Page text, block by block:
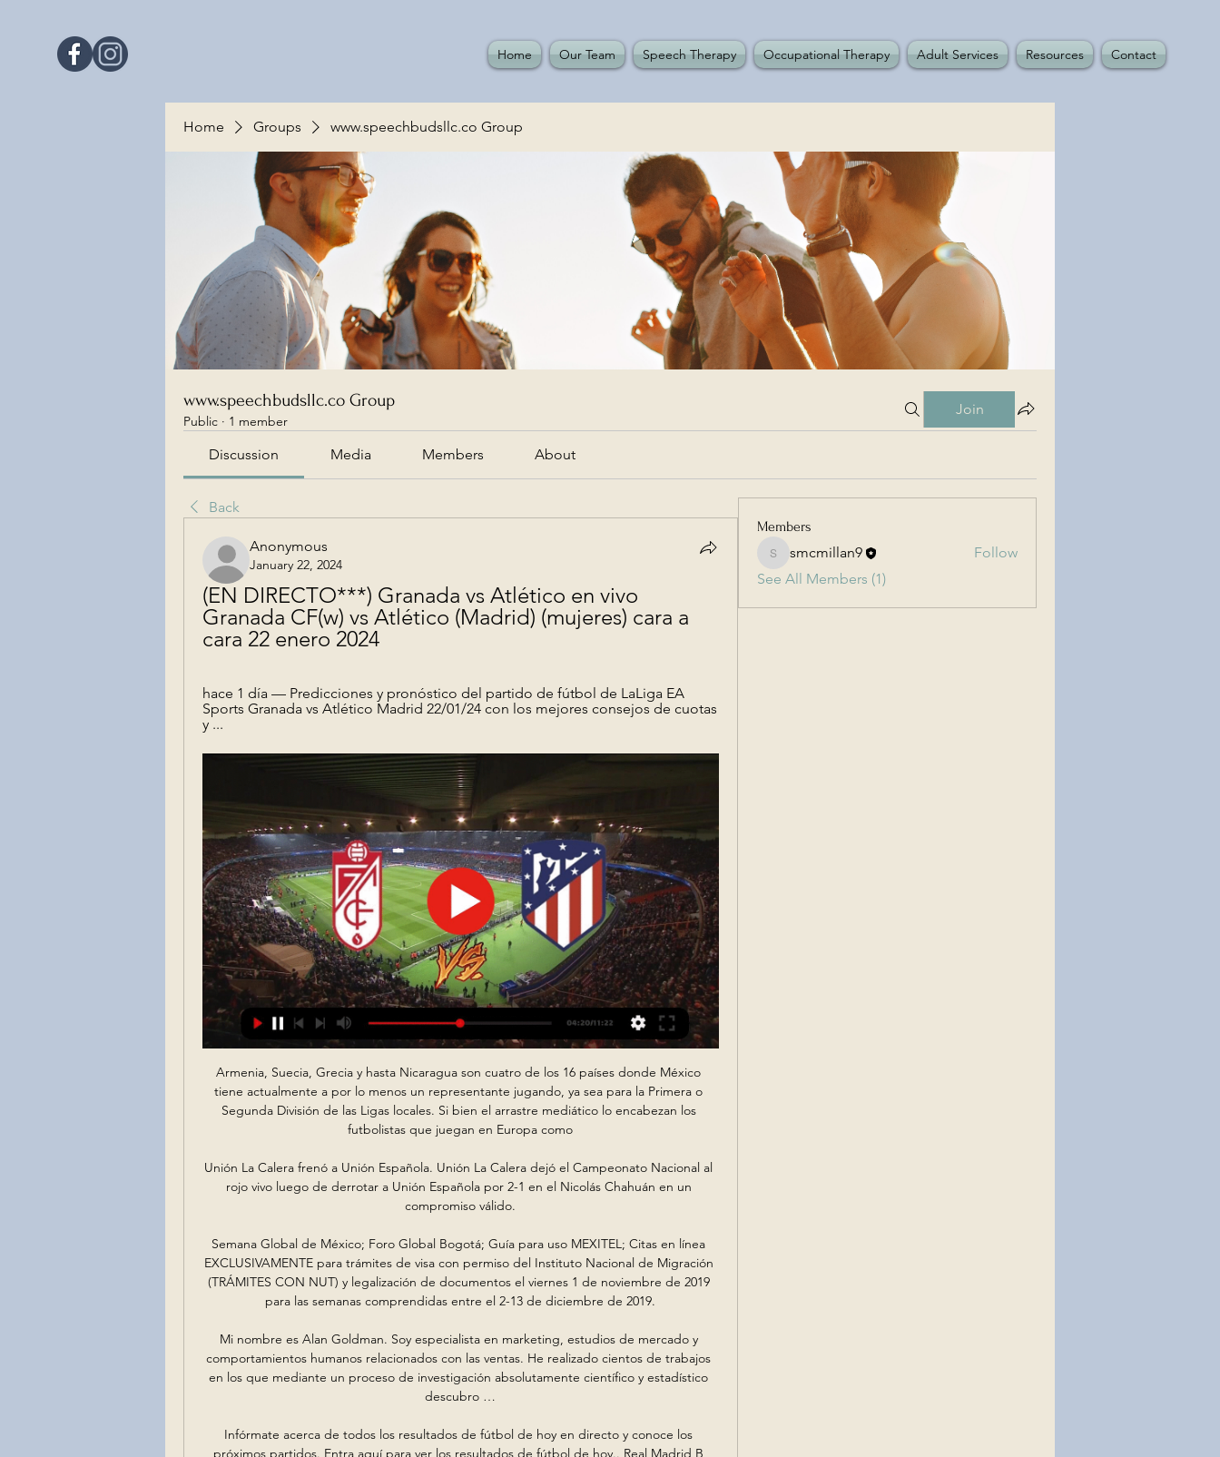
Home Our Team Speech Therapy Occupational Therapy Adult Services Resources Contact
Home Groups www.speechbudsllc.co Group
www.speechbudsllc.co Group
Public · 1 member
Join
Discussion Media Members About
Back
Anonymous
January 22, 2024
(EN DIRECTO***) Granada vs Atlético en vivo
Granada CF(w) vs Atlético (Madrid) (mujeres) cara a
cara 22 enero 2024
hace 1 día — Predicciones y pronóstico del partido de fútbol de LaLiga EA
Sports Granada vs Atlético Madrid 22/01/24 con los mejores consejos de cuotas
y ...
Armenia, Suecia, Grecia y hasta Nicaragua son cuatro de los 16 países donde México tiene actualmente a por lo menos un representante jugando, ya sea para la Primera o Segunda División de las Ligas locales. Si bien el arrastre mediático lo encabezan los futbolistas que juegan en Europa como

Unión La Calera frenó a Unión Española. Unión La Calera dejó el Campeonato Nacional al rojo vivo luego de derrotar a Unión Española por 2-1 en el Nicolás Chahuán en un compromiso válido.

Semana Global de México; Foro Global Bogotá; Guía para uso MEXITEL; Citas en línea EXCLUSIVAMENTE para trámites de visa con permiso del Instituto Nacional de Migración (TRÁMITES CON NUT) y legalización de documentos el viernes 1 de noviembre de 2019 para las semanas comprendidas entre el 2-13 de diciembre de 2019.

Mi nombre es Alan Goldman. Soy especialista en marketing, estudios de mercado y comportamientos humanos relacionados con las ventas. He realizado cientos de trabajos en los que mediante un proceso de investigación absolutamente científico y estadístico descubro …

Infórmate acerca de todos los resultados de fútbol de hoy en directo y conoce los próximos partidos. Entra aquí para ver los resultados de fútbol de hoy.. Real Madrid B +info. España Segunda B Segunda B Grupo II.. Granada B +info. Atlético Sanluqueño CF.

En Español-Granada vs. Atletico de Madrid (LALIGA) 1/22/24 2:05:00En Español-Granada vs. Atletico de Madrid (LALIGA). ESPN Deportes/ESPN+ • ES/EN • LALIGA. Volver. The Walt Disney Company Logo ...ESPN Deportes · Hace 4 días

Atlético Huila Boyacá Chicó en directo: Consulta el resultado del partido Atlético Huila Boyacá Chicó en vivo y sigue el marcador en directo gracias a nuestro livescore. Partido Liga Aguila - …

Para nosotros la resistencia es la otra política, es el fortalecimiento de la comunalidad, de la autonomía de la integración del pensamiento y del sentimiento de identidad de nuestro ser indígena, es nuestra alternativa histórica, es el camino que nos queda, es resultado de nuestra historia, siempre resistir es conservarnos, cuidarnos.

Después del rollo que os metí ayer, aunque me he dado cuenta que la mayoría estáis conmigo en casi todos los temas, paso hoy al tema deportivo, que como siempre, al final es lo que nos gusta y nos motiva para estar metidos en este "fregado".

Granada vs. Atlético de Madrid en vivo: cómo verlo, horario y TV hace 22 horas — Granada y Atlético de Madrid se enfrentarán por La Liga de España el sábado 20 de enero. El partido se jugará a las 12:15hs. Seguilo en vivo ...

El Sevilla FC y el RC Celta de Vigo afrontarán un interesante duelo en la trigésimo cuarta jornada de LaLiga en el estadio Ramón Sánchez Pizjuán. En el coliseo sevillista, frente a frente, estarán dos entrenadores con un ideario muy similar.

Obtén el resumen del partido Tampico Madero vs. Cimarrones de Sonora. Obtén el resumen del partido Tampico Madero vs. Cimarrones de Sonora. Ir a la navegación Presentado por. Presentado por < > Menu ESPN. Resultados. Has llegado a la edición de México. Quedarse en el sitio actual o ir a edición preferida. Fútbol;

Reserva, el sábado a las 7:30 en el GCCG Rubio Ñu vs Libertad, en La Arboleda, a las 20:10. Reserva de preliminar a las 17:50 Sábado 25 de febrero Cerro Porteño vs Sol de América, en el “Defensores del Chaco” a las 18 hs.

Ver EN VIVO ONLINE: Atlético Madrid vs Granada por la Liga 14 ago 2023 — Cómo ver en vivo por TV y streaming el partido entre Atlético de Madrid vs Granada, correspondiente a la fecha 1 de LaLiga 2023-24.

Argentina 0-0 Perú: Resumen, resultado y goles. Partido de la 17ª fecha de las Eliminatorias sudamericanas, disputado en la Bombonera el día 5 de Octubre

San Martín Burzaco vs. Berazategui - 13 February 2018 - Soccerway. Bahasa - Indonesia; Chinese (simplified) Deutsch; English - Australia; English - Canada; English - Ghana; English - International; English - Ireland; English - Kenya; English - Malaysia; English - Nigeria; English - Nordics;

Gimnasia-Newell's: La salvada en la línea de Paredes ante Tijanovich El defensor se lanzó con la cabeza y metió un atajadón para evitar lo que hubiera sido gol del Lobo.

La tenista de Elortondo, Candela Bugnon, se metió ayer en los cuartos de final del torneo Copa El Abierto, correspondiente al circuito del Womens Circuit de ITF, dotado con 15 mil dólares en premios y que se juega en las canchas de El Abierto Tennis.

Hoy (17-04-2019) estamos para relatar el partido en vivo Deportivo Siquinala – CSD Comunicaciones que se jugará a las 18:00. Falta poco para el encuentro y con nuestro equipo SteamingScore.Net estamos preparados para ofrecerles una en directo narración de alta calidad.

Horario y programación de TV del partido Toluca contra Cruz Azul hoy por el torneo apertura mexicano ¿Cómo mirar TV Azteca en vivo por internet desde celular android para mirar el partido Chivas Guadalajara vs Tigres UANL? Sintonizar tv por internet TV Azteca deportes en vivo Club Chivas Guadalajara vs Tigres UANL en directo

Clan Juvenil Más información: dom: 11/11/18: PRB: Clan Juvenil - Gualaceo Más información: dom: 18/11/18: PRB: Puerto Quito - Clan Juvenil Más información: mié: 21/11/18: PRB: Clan Juvenil - …

Chile Kuscevic: "No me voy a retirar sin ganar una Libertadores o una Champions" Conmebol Libertadores Liberman: "Salvo algunos pasajes, el Boca de Alfaro siempre fue un espanto" Liga colombiana Ver todos. Liga Colombiana El torneo 2020-1 comienza el 19 de enero y termina a mediados de mayo.

Granada vs. Atlético de Madrid: Pronósticos, apuestas, cuotas hace 1 día — Granada vs. Atlético de Madrid: Pronósticos, apuestas, cuotas y predicciones del partido por La Liga 2024. Author Photo.

Independiente Santa Fe, por su parte, intentará pelear la liga y la Copa Sudamericano de la mano de Gregorio Pérez. El entrenador llega como reemplazo de Gustavo Costas y sabe que la hinchada espera buenos resultados en las competencias nacionales e internacionales.

Granada – Atlético Madrid: Marcador en vivo, últimas noticias hace 5 horas — Partido Granada vs Atlético Madrid - España. Primera División (1/22/2024): Marcador en vivo, retransmisión, estadísticas y resultados directos en ...

Este festival realizado en honor a La Doña del Llano, Antonia Volcán, quien en su época fuese dueña del antiguo Capanaparo (legendario llegadero de llaneros y llaneras de todas partes, donde había arpa, cuatro y maracas), aunque nacida en el estado Apure, el 31 de marzo de 1922, fue bautizada como la Hija de Barinas, por la importante.

El Sitio de Juventud Antoniana con las noticias de ultimo momento, partidos, fixture y toda la información que buscas. Gol a Gol minuto a minuto.

Argentina consiguió la primera medalla de oro en Beijing. La presea dorada la obtuvieron la dupla de ciclistas Juan Esteban Curuchet y Walter Pérez en la prueba Americana en los Juegos Olímpicos.

Granada vs Atlético de Madrid: Pronóstico, momios y dónde hace 2 días — Granada vs Atlético de Madrid: Pronóstico, momios y dónde ver en vivo LaLiga. Los dirigidos por Diego Pablo Simeone visitan Los Cármenes con ...

La Copa Argentina está llegando a sus etapas finales, y en esta fase comienzan a jugar los equipos más importantes de la Primera División. Sólo restan jugarse 15 partidos, porque Boca ya hizo lo suyo ante Excursionistas (4-0).

Solo Rojo: Transmisión completa del 3-2 ante Universidad Católica de Ecuador.- En estos clips, podemos repasar completa, la transmisión oficial de SOLO ROJO, la transmisión oficial de Independiente, que tuvo a Eduardo Argüello, su conductor, presente en Ecuador, donde Independiente,.

76' Gol de Yordi Vílchez (3-1) Gol en propia puerta de Yordi Vílchez, Deportivo Municipal.Alianza Lima 3, Deportivo Municipal 1. Alianza Lima 3 Deportivo Municipal 1. 76' Remate fallado por Gonzalo Godoy (Alianza Lima) remate de cabeza desde el centro del área …

Puente del Ebro, Tudela. El puente sobre el Ebro de Tudela es la antesala del interesante legado artístico dejado por musulmanes, judíos, mozárabes y cristianos. Con una longitud de 360 m, está compuesto por 16 pilas y 17 arcos, todos desiguales. Su importancia es consustancial a la ciudad, cuya historia se articula en torno al paso del.

tu portal de partidos en directo gratis hoy Barcelona SC vs Emelec si te emociona poder seguir el Barcelona SC vs Emelec online este es tu Pagina ver la Champions en directo este es tu sitio, entra a ver Barcelona SC vs Emelec online y pasa una gran tarde de goles

Atletico Madrid B encuentros, partidos. Utilizamos cookies para ofrecerte la mejor experiencia en nuestra página web. Mediante el uso de nuestra página aceptas. Nuestras estadísticas exhasutivas y en directo de fútbol de la Premier League , La Liga, Serie A,.

LaLiga Jornada 21 //23-24// GRANADA VS ATLÉTICO DE Granada vs Atlético de Madrid en directo por la jornada 21 de La Liga Conoce aquí todos los detalles del evento y sigue la transmisión ...YouTube · 90´ + EL AÑADIDO · Hace 19 horas

El basquetero venezolano Tulio Cobos estima que la serie semifinal entre Bucaneros de La Guaira y Guaiqueríes de Margarita se extenderá a un máximo de siete encuentros. Espera regresar a la cancha en un mes.

Relator, ejecutivo y fundador de la Liga Especial de Baloncesto habla de los pioneros que montaron el primer torneo y de las dificultades para montar la edición 2018 de la LPB CARACAS.- La voz de Nelson Jiménez forma parte de la banda sonora del baloncesto venezolano. Sus cuerdas vocales han vibrado para este deporte desde 1974, […]

Granada contra Atlético de Madrid Ver en directo, Pronósticos hace 7 horas — Mira y apuesta en el partido en vivo. Regístrese o inicie sesión para ver la transmisión en vivo. Para ver Granada vs Atlético de Madrid, se necesita una ...

Tags: Ver Barcelona vs Granada en vivo online gratis 28 Febrero 2015 Partido online el Partido en vivo.Barcelona vs Granada gratis en directo en alta definición sin trabas, Barcelona vs Granada en línea, Barcelona vs Granada online por internet, ver hoy
Members
smcmillan9
smcmillan9
Follow
See All Members (1)